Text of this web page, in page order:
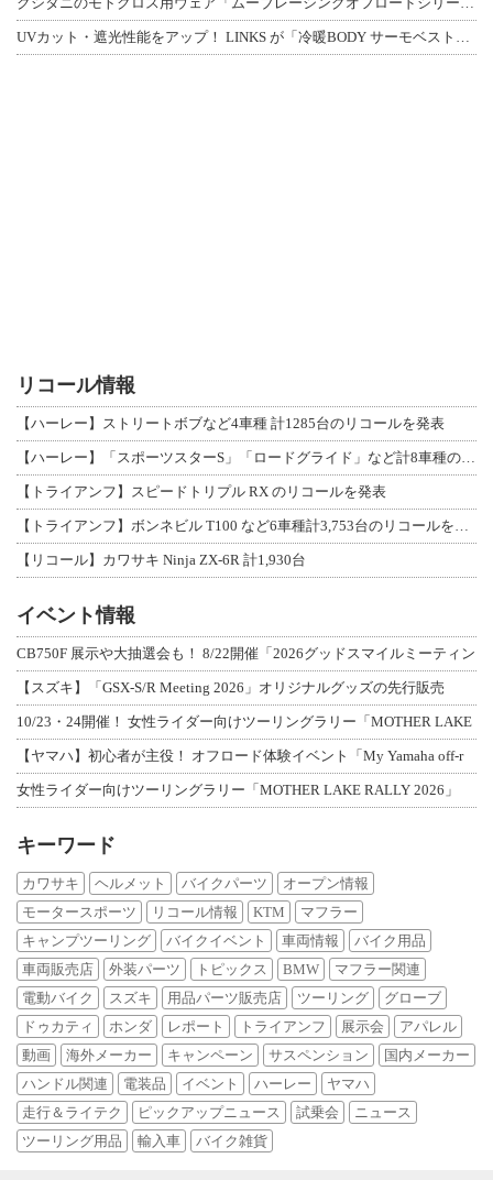
リコール情報
【ハーレー】ストリートボブなど4車種 計1285台のリコールを発表
【トライアンフ】スピードトリプル RX のリコールを発表
【リコール】カワサキ Ninja ZX-6R 計1,930台
イベント情報
CB750F 展示や大抽選会も！ 8/22開催「2026グッドスマイルミーティン
【スズキ】「GSX-S/R Meeting 2026」オリジナルグッズの先行販売
10/23・24開催！ 女性ライダー向けツーリングラリー「MOTHER LAKE
【ヤマハ】初心者が主役！ オフロード体験イベント「My Yamaha off-r
女性ライダー向けツーリングラリー「MOTHER LAKE RALLY 2026」
キーワード
カワサキ ヘルメット バイクパーツ
オープン情報
モータースポーツ
リコール情報 KTM
マフラー
キャンプツーリング
バイクイベント 車両情報
バイク用品
車両販売店
外装パーツ トピックス BMW
マフラー関連
電動バイク
スズキ 用品パーツ販売店 ツーリング
グローブ
ドゥカティ
ホンダ レポート トライアンフ 展示会
アパレル
動画
海外メーカー キャンペーン サスペンション
国内メーカー
ハンドル関連
電装品 イベント ハーレー
ヤマハ
走行＆ライテク
ピックアップニュース 試乗会
ニュース
ツーリング用品
輸入車 バイク雑貨